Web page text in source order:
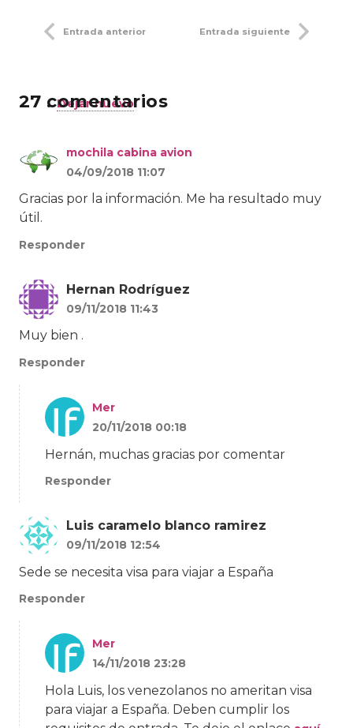
Entrada anterior Entrada siguiente
27 comentarios
. Dejar nuevo
mochila cabina avion
04/09/2018 11:07
Gracias por la información. Me ha resultado muy
útil.
Responder
Hernan Rodríguez
09/11/2018 11:43
Muy bien .
Responder
Mer
20/11/2018 00:18
Hernán, muchas gracias por comentar
Responder
Luis caramelo blanco ramirez
09/11/2018 12:54
Sede se necesita visa para viajar a España
Responder
Mer
14/11/2018 23:28
Hola Luis, los venezolanos no ameritan visa
para viajar a España. Deben cumplir los